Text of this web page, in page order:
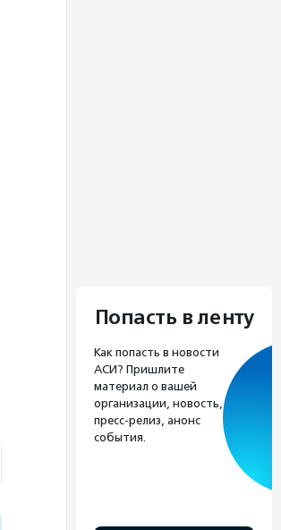
Попасть в ленту
Как попасть в новости
АСИ? Пришлите
материал о вашей
организации, новость,
пресс-релиз, анонс
события.